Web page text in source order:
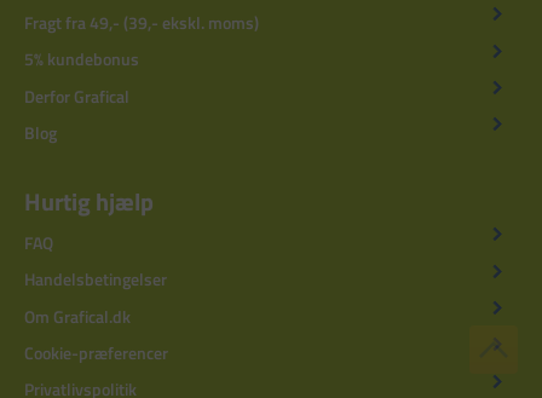
Fragt fra 49,- (39,- ekskl. moms)
5% kundebonus
Derfor Grafical
Blog
Hurtig hjælp
FAQ
Handelsbetingelser
Om Grafical.dk
Cookie-præferencer
Privatlivspolitik